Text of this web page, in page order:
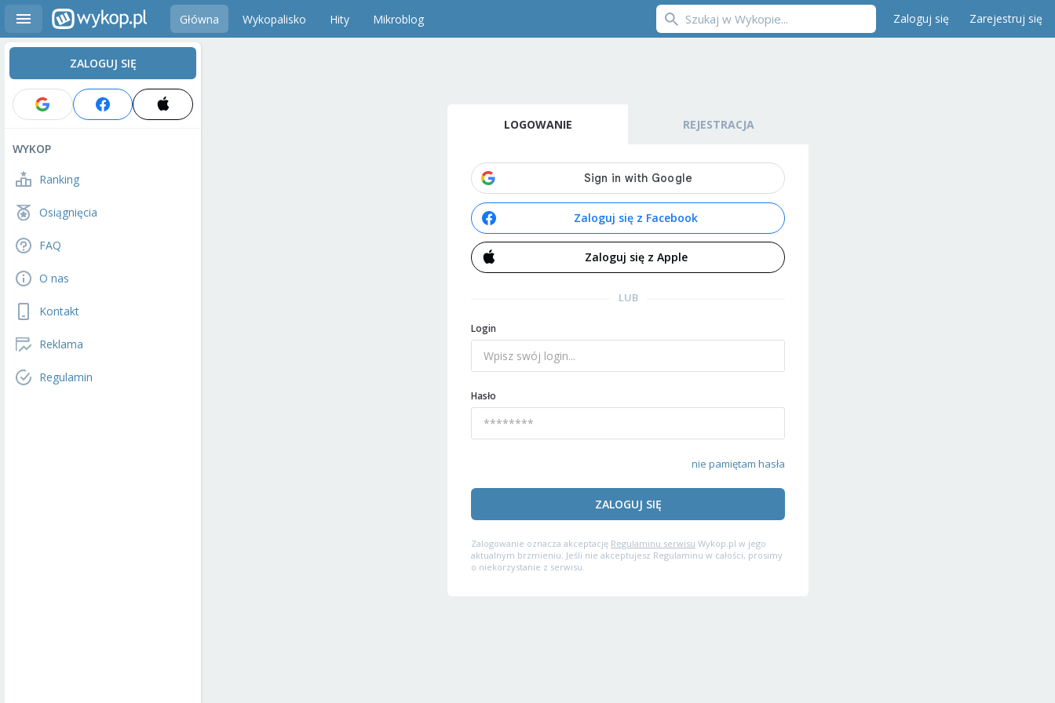
Główna Wykopalisko Hity Mikroblog Zaloguj się Zarejestruj się
ZALOGUJ SIĘ
WYKOP
Ranking
Osiągnięcia
FAQ
O nas
Kontakt
Reklama
Regulamin
LOGOWANIE REJESTRACJA
Zaloguj się z Facebook
Zaloguj się z Apple
LUB
Login
Hasło
nie pamiętam hasła
ZALOGUJ SIĘ
Zalogowanie oznacza akceptację Regulaminu serwisu Wykop.pl w jego
aktualnym brzmieniu. Jeśli nie akceptujesz Regulaminu w całości, prosimy
o niekorzystanie z serwisu.